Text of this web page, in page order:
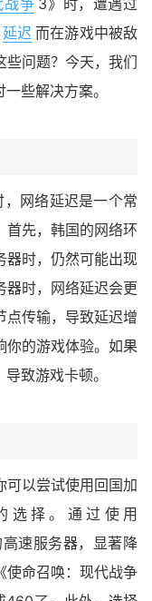
战争 3》时，遭遇过
延迟 而在游戏中被敌
些问题？今天，我们
些解决方案。
网络延迟是一个常
首先，韩国的网络环
器时，仍然可能出现
器时，网络延迟会更
点传输，导致延迟增
你的游戏体验。如果
致游戏卡顿。
可以尝试使用回国加
选择。通过使用
速服务器，显著降
使命召唤：现代战争